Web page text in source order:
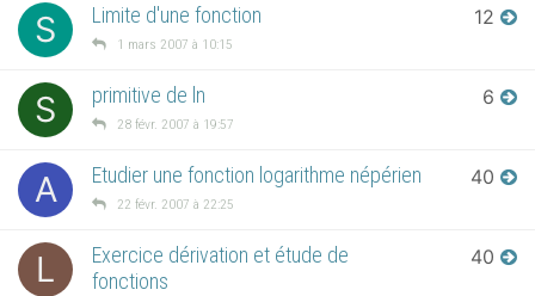
S Limite d'une fonction
1 mars 2007 à 10:15
12
S primitive de ln
28 févr. 2007 à 19:57
6
A Etudier une fonction logarithme népérien
22 févr. 2007 à 22:25
40
L
Exercice dérivation et étude de
fonctions
40